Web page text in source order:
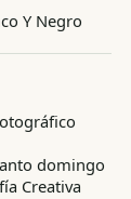
Y Negro
domingo
Creativa